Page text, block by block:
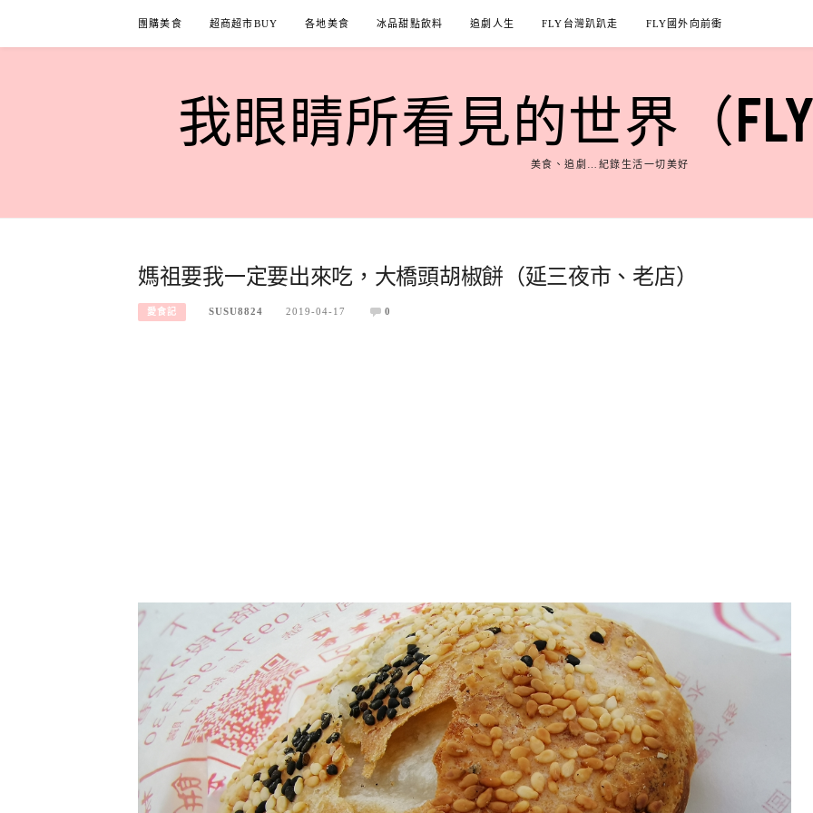
content
團購美食 超商超市BUY 各地美食 冰品甜點飲料 追劇人生 FLY台灣趴趴走 FLY國外向前衝
我眼睛所看見的世界（
美食、追劇…紀錄生活一切美好
媽祖要我一定要出來吃，大橋頭胡椒餅（延三夜市、老店）
愛食記 SUSU8824 2019-04-17 0